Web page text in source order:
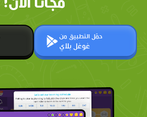
مجانًا الآن!
حمّل التطبيق من
غوغل بلاي